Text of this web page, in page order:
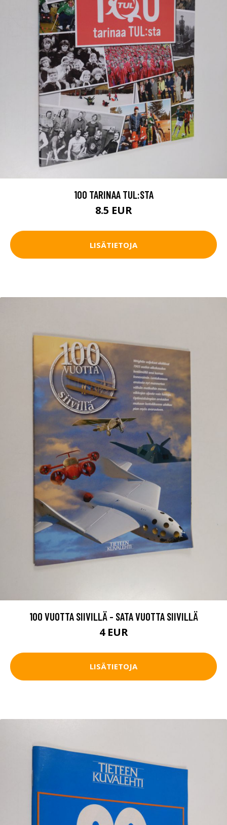
100 TARINAA TUL:STA
8.5 EUR
LISÄTIETOJA
100 VUOTTA SIIVILLÄ - SATA VUOTTA SIIVILLÄ
4 EUR
LISÄTIETOJA